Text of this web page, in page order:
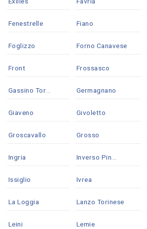
Fenestrelle Fiano
Foglizzo Forno Canavese
Front Frossasco
Gassino Tor... Germagnano
Giaveno Givoletto
Groscavallo Grosso
Ingria Inverso Pin...
Issiglio Ivrea
La Loggia Lanzo Torinese
Leini Lemie